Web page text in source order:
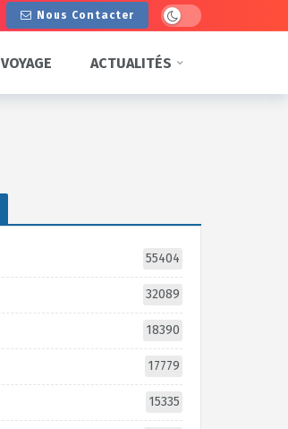
Nous Contacter Dark mode
VOYAGE ACTUALITÉS
55404
32089
18390
17779
15335